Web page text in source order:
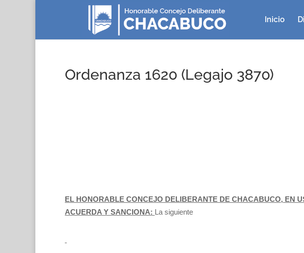
Inicio
Ordenanza 1620 (Legajo 3870)
EL HONORABLE CONCEJO DELIBERANTE DE CHACABUCO, EN
ACUERDA Y SANCIONA: La siguiente